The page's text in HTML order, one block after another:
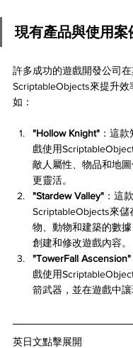
現有產品與使用案
許多成功的遊戲開發公司
ScriptableObjects來提升效
如：
"Hollow Knight" ：這
戲使用
敵人屬性、物品和地
更靈活。
"Stardew Valley" ：這
ScriptableObjects來
物、動物和建築的數
創建和修改遊戲內容。
"TowerFall Ascension"
戲使用
箭武器，並在遊戲中讓
英日文點擊展開